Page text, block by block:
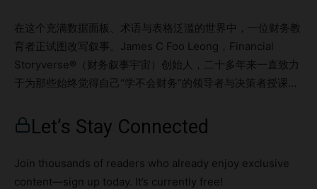
在这个充满数据面板、术语与表格泛滥的世界中，一位财务教
育者正试图改写叙事。James C Foo Leong，Financial
Storyverse®（财务叙事宇宙）创始人，二十多年来一直致力
于为那些始终觉得自己“学不会财务”的领导者与决策者授课。
策、推动增长并提升利润》，将财务学习变成了一场冒险之旅
——书中出现了 Count Jargon®、Miss Numbers® 和
Master C Foo® 等角色。 我们采访了 James，聊聊他如何让
财务“重新回到人身边”、为何出版这本书经历了一段漫长的旅
Let’s Stay Connected
Join thousands of readers who already enjoy exclusive
content—sign up today. It’s currently free!